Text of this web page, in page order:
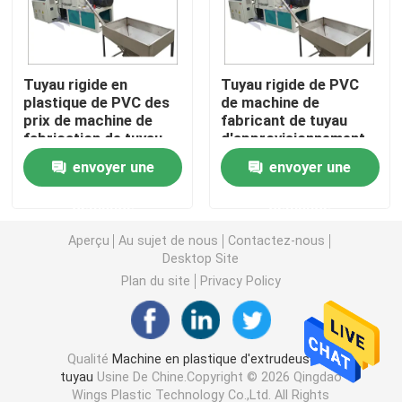
Machine d'extrudeuse de tuyau de PVC
Chaîne de production de tuyau de PPR
Machine d'extrudeuse de tuyau de PE
Machine d'extrusion de bande d'ANIMAL FAMILIER
Pp attachent la chaîne de production
Machine en plastique d'extrudeuse de feuille
Tuyau rigide en
plastique de PVC des
prix de machine de
fabrication de tuyau
de PVC faisant la
machineenvoyer une
Tuyau rigide de PVC
de machine de
fabricant de tuyau
d'approvisionnement
en eau de PVC de
tuyau faisant la
machine
envoyer une
Aperçu Au sujet de nous
Contactez-nous
Desktop Site
Plan du site
Privacy Policy
Qualité Machine en plastique d'extrudeuse de
tuyau Usine De Chine.Copyright © 2026 Qingdao
Wings Plastic Technology Co.,Ltd. All Rights